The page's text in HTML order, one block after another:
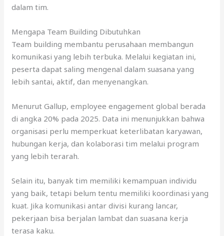
dalam tim.
Mengapa Team Building Dibutuhkan
Team building membantu perusahaan membangun
komunikasi yang lebih terbuka. Melalui kegiatan ini,
peserta dapat saling mengenal dalam suasana yang
lebih santai, aktif, dan menyenangkan.
Menurut Gallup, employee engagement global berada
di angka 20% pada 2025. Data ini menunjukkan bahwa
organisasi perlu memperkuat keterlibatan karyawan,
hubungan kerja, dan kolaborasi tim melalui program
yang lebih terarah.
Selain itu, banyak tim memiliki kemampuan individu
yang baik, tetapi belum tentu memiliki koordinasi yang
kuat. Jika komunikasi antar divisi kurang lancar,
pekerjaan bisa berjalan lambat dan suasana kerja
terasa kaku.